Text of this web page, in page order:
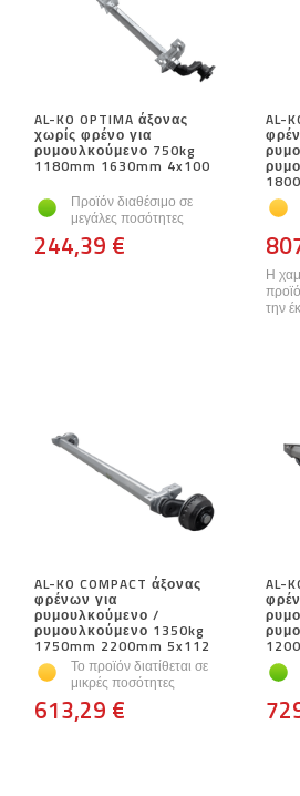
AL-KO OPTIMA άξονας
χωρίς φρένο για
ρυμουλκούμενο 750kg
1180mm 1630mm 4x100
Προϊόν διαθέσιμο σε
μεγάλες ποσότητες
244,39 €
AL-
Η
την
AL-KO COMPACT άξονας
φρένων για
ρυμουλκούμενο /
ρυμουλκούμενο 1350kg
1750mm 2200mm 5x112
Το προϊόν διατίθεται σε
μικρές ποσότητες
613,29 €
AL-